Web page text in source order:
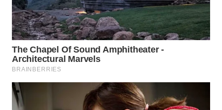
MAJALENGKA
WN
SUBANG
WN